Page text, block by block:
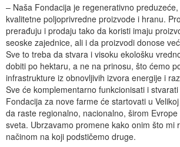
– Naša Fondacija je regenerativno
kvalitetne poljoprivredne proizvode i hranu.
prerađuju i prodaju tako da koristi imaju
seoske zajednice, ali i da proizvodi donose
Sve to treba da stvara i visoku ekološku
dobiti po hektaru, a ne na prinosu, što ćemo
infrastrukture iz obnovljivih izvora energije i
Sve će komplementarno funkcionisati i
Fondacija za nove farme će startovati u
da raste regionalno, nacionalno, širom
sveta. Ubrzavamo promene kako onim što mi
načinom na koji podstičemo druge.